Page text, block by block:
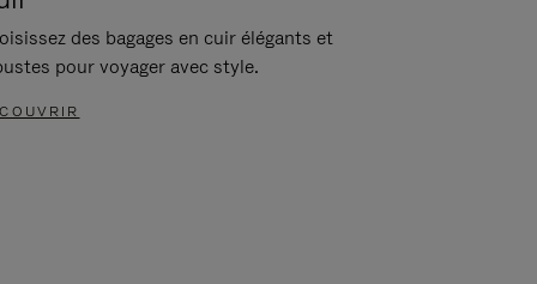
des bagages en cuir élégants et
pour voyager avec style.